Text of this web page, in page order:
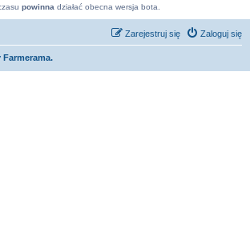
powinna działać obecna wersja bota.
Zaloguj się
Zarejestruj się